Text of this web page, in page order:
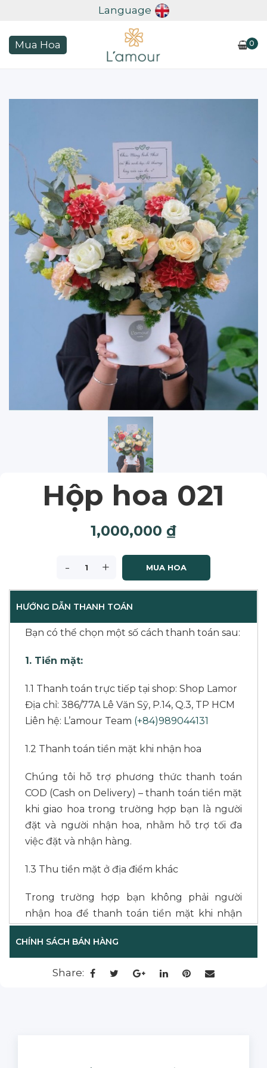
Language
Mua Hoa 0
Hộp hoa 021
1,000,000 ₫
- + MUA HOA
HƯỚNG DẪN THANH TOÁN
Bạn có thể chọn một số cách thanh toán sau:
1. Tiền mặt:
1.1 Thanh toán trực tiếp tại shop: Shop Lamor
Địa chỉ: 386/77A Lê Văn Sỹ, P.14, Q.3, TP HCM
Liên hệ: L’amour Team (+84)989044131
1.2 Thanh toán tiền mặt khi nhận hoa
Chúng tôi hỗ trợ phương thức thanh toán
COD (Cash on Delivery) – thanh toán tiền mặt
khi giao hoa trong trường hợp bạn là người
đặt và người nhận hoa, nhằm hỗ trợ tối đa
việc đặt và nhận hàng.
1.3 Thu tiền mặt ở địa điểm khác
Trong trường hợp bạn không phải người
nhận hoa để thanh toán tiền mặt khi nhận
hoa, bạn cũng không thể chuyển khoản
hoặc đến văn phòng L’amour tại Sài Gòn
hoặc tại Đà Lạt để thanh toán, chúng tôi hỗ
trợ giao hoa và thu tiền ở 2 địa điểm khác
CHÍNH SÁCH BÁN HÀNG
Share: